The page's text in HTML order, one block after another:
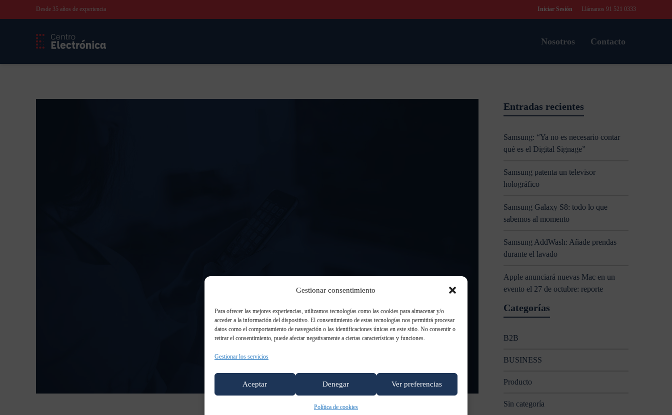
Gestionar consentimiento
Para ofrecer las mejores experiencias, utilizamos tecnologías como las cookies para almacenar y/o
acceder a la información del dispositivo. El consentimiento de estas tecnologías nos permitirá procesar
datos como el comportamiento de navegación o las identificaciones únicas en este sitio. No consentir o
retirar el consentimiento, puede afectar negativamente a ciertas características y funciones.
Gestionar los servicios
Aceptar Denegar Ver preferencias
Política de cookies
Desde 35 años de experiencia Iniciar Sesión Llámanos 91 521 0333
Nosotros Contacto
Entradas recientes
Samsung: “Ya no es necesario contar
qué es el Digital Signage”
Samsung patenta un televisor
holográfico
Samsung Galaxy S8: todo lo que
sabemos al momento
Samsung AddWash: Añade prendas
durante el lavado
Apple anunciará nuevas Mac en un
evento el 27 de octubre: reporte
Categorías
B2B
BUSINESS
Producto
Sin categoría